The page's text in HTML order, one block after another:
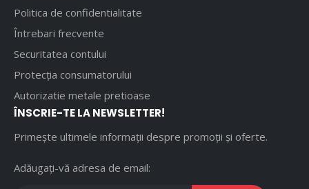
Politica de confidentialitate
Întrebari frecvente
Securitatea contului
Protecția consumatorului
Autorizatie metale pretioase
ÎNSCRIE-TE LA NEWSLETTER!
Primește ultimele informații despre promoții și oferte.
Adăugați-vă adresa de email: